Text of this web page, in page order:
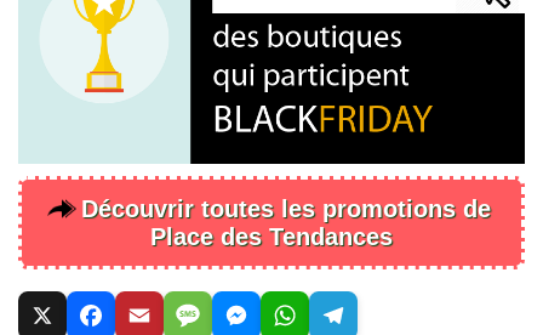
Découvrir toutes les promotions de
Place des Tendances